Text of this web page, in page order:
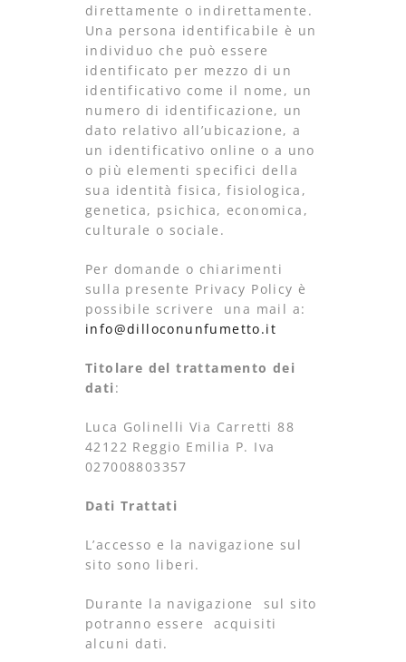
direttamente o indirettamente.
Una persona identificabile è un
individuo che può essere
identificato per mezzo di un
identificativo come il nome, un
numero di identificazione, un
dato relativo all’ubicazione, a
un identificativo online o a uno
o più elementi specifici della
sua identità fisica, fisiologica,
genetica, psichica, economica,
culturale o sociale.
Per domande o chiarimenti
sulla presente Privacy Policy è
possibile scrivere una mail a:
info@dilloconunfumetto.it
Titolare del trattamento dei
dati :
Luca Golinelli Via Carretti 88
42122 Reggio Emilia P. Iva
027008803357
Dati Trattati
L’accesso e la navigazione sul
sito sono liberi.
Durante la navigazione sul sito
potranno essere acquisiti
alcuni dati.